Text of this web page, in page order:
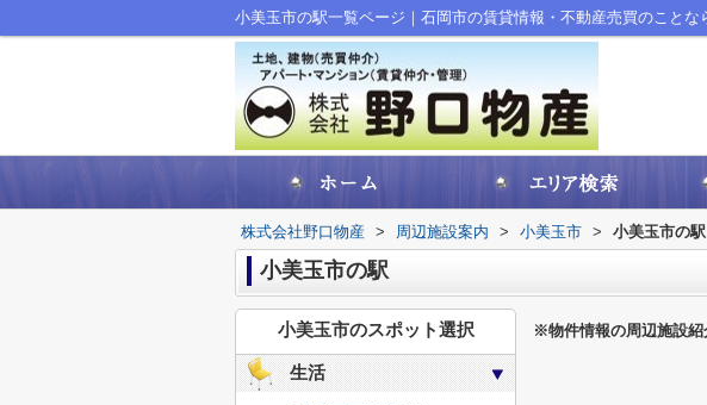
小美玉市の駅一覧ページ｜石岡市の賃貸情報・不動産売買のことな
株式会社野口物産 > 周辺施設案内 > 小美玉市 > 小美玉市の駅
小美玉市の駅
※物件情報の周辺施設紹
小美玉市のスポット選択
生活